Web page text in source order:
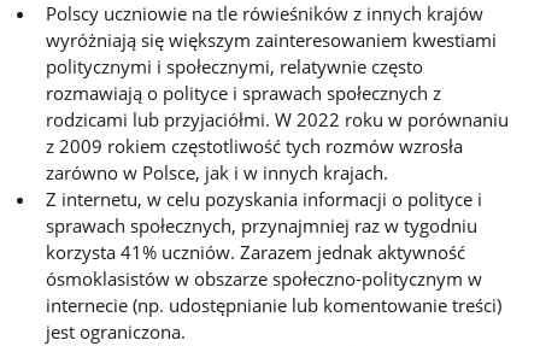
Polscy uczniowie na tle rówieśników z innych krajów
wyróżniają się większym zainteresowaniem kwestiami
politycznymi i społecznymi, relatywnie często
rozmawiają o polityce i sprawach społecznych z
rodzicami lub przyjaciółmi. W 2022 roku w porównaniu
z 2009 rokiem częstotliwość tych rozmów wzrosła
zarówno w Polsce, jak i w innych krajach.
Z internetu, w celu pozyskania informacji o polityce i
sprawach społecznych, przynajmniej raz w tygodniu
korzysta 41% uczniów. Zarazem jednak aktywność
ósmoklasistów w obszarze społeczno-politycznym w
internecie (np. udostępnianie lub komentowanie treści)
jest ograniczona.